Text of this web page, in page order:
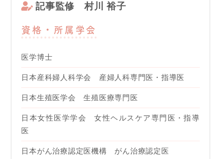
記事監修 村川 裕子
資格・所属学会
医学博士
日本産科婦人科学会 産婦人科専門医・指導医
日本生殖医学会 生殖医療専門医
日本女性医学学会 女性ヘルスケア専門医・指導
医
日本がん治療認定医機構 がん治療認定医